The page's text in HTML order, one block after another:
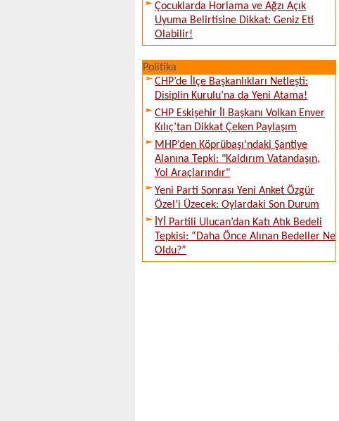
Çocuklarda Horlama ve Ağzı Açık
Uyuma Belirtisine Dikkat: Geniz Eti
Olabilir!
Politika
CHP’de İlçe Başkanlıkları Netleşti:
Disiplin Kurulu’na da Yeni Atama!
CHP Eskişehir İl Başkanı Volkan Enver
Kılıç’tan Dikkat Çeken Paylaşım
MHP’den Köprübaşı’ndaki Şantiye
Alanına Tepki: "Kaldırım Vatandaşın,
Yol Araçlarındır"
Yeni Parti Sonrası Yeni Anket Özgür
Özel’i Üzecek: Oylardaki Son Durum
İYİ Partili Ulucan’dan Katı Atık Bedeli
Tepkisi: “Daha Önce Alınan Bedeller Ne
Oldu?”